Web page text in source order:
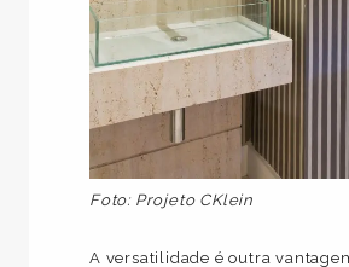
Foto: Projeto CKlein
A versatilidade é outra